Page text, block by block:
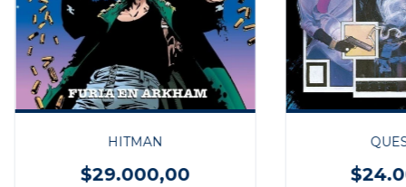
HITMAN
$29.000,00